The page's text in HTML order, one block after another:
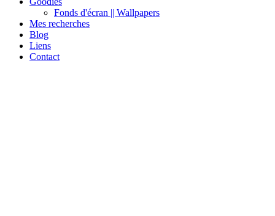
Fonds d'écran || Wallpapers
Mes recherches
Blog
Liens
Contact